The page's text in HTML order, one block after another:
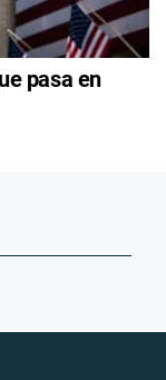
pasa en